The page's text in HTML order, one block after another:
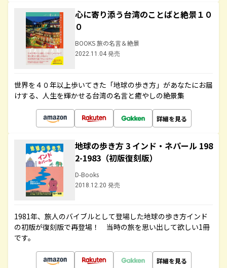
心に寄り添う台湾のことばと絶景１０
０
BOOKS 旅の名言＆絶景
2022.11.04 発売
世界を４０年以上歩いてきた「地球の歩き方」があなたにお届
けする、人生を輝かせる台湾の名言と癒やしの絶景集
詳細を見る
地球の歩き方 3 インド・ネパール 198
2-1983（初版復刻版）
D-Books
2018.12.20 発売
1981年、旅人のバイブルとして登場した地球の歩き方インド
の初版が復刻版で再登場！ 当時の旅を思い出して欲しい1冊
です。
詳細を見る